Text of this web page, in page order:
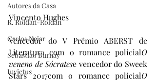
Autores da Casa
R. Roldan-Roldan
Carlos Nejar
Sebastião Burnay
Invictus
Vincento Hughes
Vencedor do V Prêmio ABERST de
Literatura com o romance policialO
veneno de Sócratese vencedor do Sweek
Stars 2017com o romance policialO